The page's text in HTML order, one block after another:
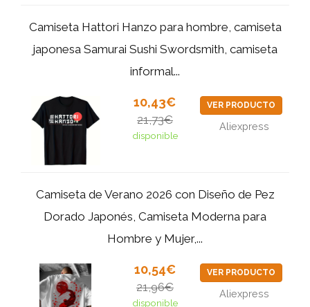
Camiseta Hattori Hanzo para hombre, camiseta
japonesa Samurai Sushi Swordsmith, camiseta
informal...
10,43€
21,73€
disponible
VER PRODUCTO
Aliexpress
Camiseta de Verano 2026 con Diseño de Pez
Dorado Japonés, Camiseta Moderna para
Hombre y Mujer,...
10,54€
21,96€
disponible
VER PRODUCTO
Aliexpress